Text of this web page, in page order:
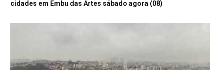
cidades em Embu das Artes sábado agora (08)